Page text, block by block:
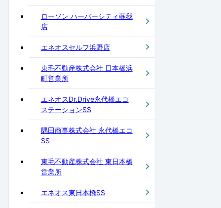
ローソン ハーバーシティ蘇我
店
エネオスセルフ浜野店
東毛不動産株式会社 日本橋浜
町営業所
エネオスDr.Drive永代橋エコ
ステーションSS
隅田商事株式会社 永代橋エコ
SS
東毛不動産株式会社 東日本橋
営業所
エネオス東日本橋SS